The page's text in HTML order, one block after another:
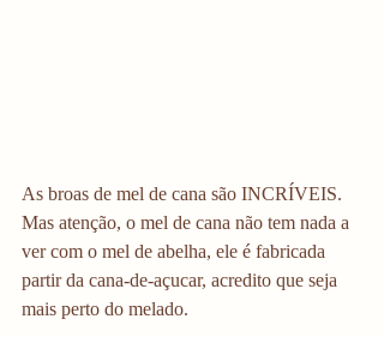
As broas de mel de cana são INCRÍVEIS.
Mas atenção, o mel de cana não tem nada a
ver com o mel de abelha, ele é fabricada
partir da cana-de-açucar, acredito que seja
mais perto do melado.